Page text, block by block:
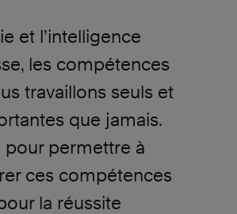
et l’intelligence
les compétences
travaillons seuls et
que jamais.
pour permettre à
ces compétences
la réussite